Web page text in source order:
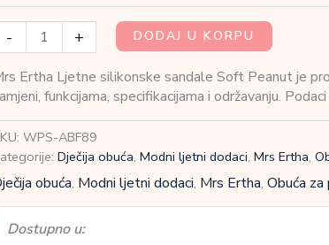
- + DODAJ U KORPU
Ertha Ljetne silikonske sandale Soft Peanut je
funkcijama, specifikacijama i održavanju.
WPS-ABF89
Dječija obuća, Modni ljetni dodaci, Mrs Ertha,
obuća, Modni ljetni dodaci, Mrs Ertha, Obuća za
Dostupno u: